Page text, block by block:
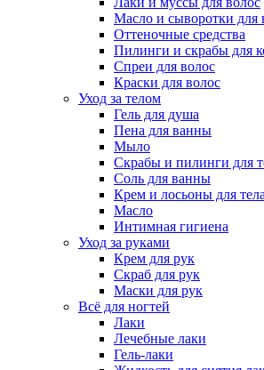
Масло и сыворотки для
Оттеночные средства
Пилинги и скрабы для
Спреи для волос
Краски для волос
Уход за телом
Гель для душа
Пена для ванны
Мыло
Скрабы и пилинги для
Соль для ванны
Крем и лосьоны для тела
Масло
Интимная гигиена
Уход за руками
Крем для рук
Скраб для рук
Маски для рук
Всё для ногтей
Лаки
Лечебные лаки
Гель-лаки